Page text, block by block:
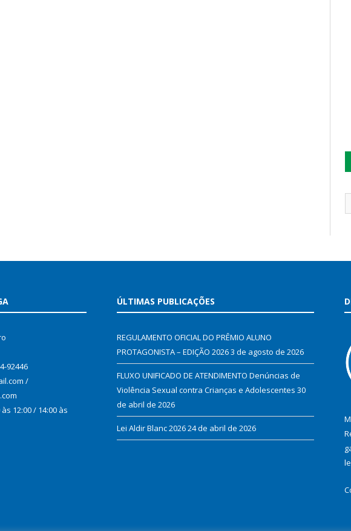
92446
/
12:00 / 14:00 às
ÚLTIMAS PUBLICAÇÕES
REGULAMENTO OFICIAL DO PRÊMIO ALUNO
PROTAGONISTA – EDIÇÃO 20263 de agosto de 2026
FLUXO UNIFICADO DE ATENDIMENTO Denúncias de
Violência Sexual contra Crianças e Adolescentes 30
de abril de 2026
Lei Aldir Blanc 202624 de abril de 2026